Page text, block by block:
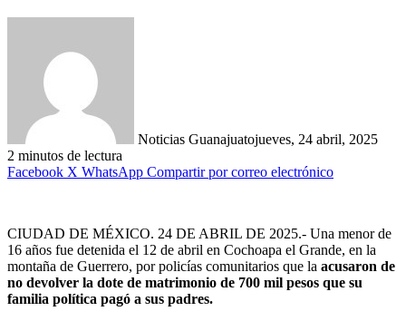
Noticias Guanajuatojueves, 24 abril, 2025
2 minutos de lectura
Facebook X WhatsApp Compartir por correo electrónico
CIUDAD DE MÉXICO. 24 DE ABRIL DE 2025.- Una menor de
16 años fue detenida el 12 de abril en Cochoapa el Grande, en la
montaña de Guerrero, por policías comunitarios que la acusaron de
no devolver la dote de matrimonio de 700 mil pesos que su
familia política pagó a sus padres.